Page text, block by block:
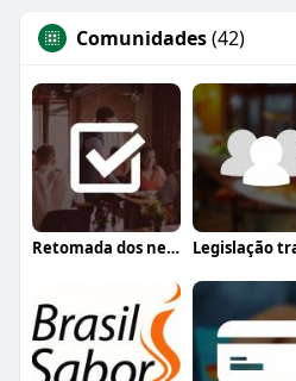
Comunidades(42)
Retomada dos negócios